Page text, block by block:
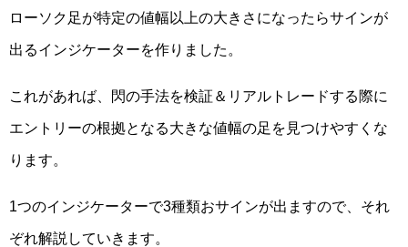
ローソク足が特定の値幅以上の大きさになったらサインが
出るインジケーターを作りました。
これがあれば、閃の手法を検証＆リアルトレードする際に
エントリーの根拠となる大きな値幅の足を見つけやすくな
ります。
1つのインジケーターで3種類おサインが出ますので、それ
ぞれ解説していきます。